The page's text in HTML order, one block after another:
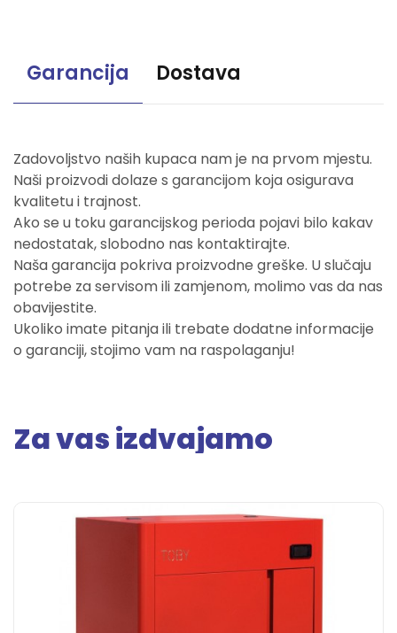
Garancija Dostava
Zadovoljstvo naših kupaca nam je na prvom mjestu.
Naši proizvodi dolaze s garancijom koja osigurava
kvalitetu i trajnost.
Ako se u toku garancijskog perioda pojavi bilo kakav
nedostatak, slobodno nas kontaktirajte.
Naša garancija pokriva proizvodne greške. U slučaju
potrebe za servisom ili zamjenom, molimo vas da nas
obavijestite.
Ukoliko imate pitanja ili trebate dodatne informacije
o garanciji, stojimo vam na raspolaganju!
Za vas izdvajamo